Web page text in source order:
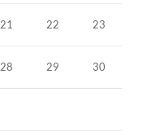
21 22 23
28 29 30